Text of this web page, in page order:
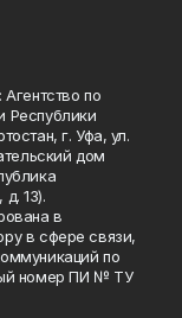
по
Республики
г. Уфа, ул.
дом
13).
в
в сфере связи,
по
номер ПИ № ТУ